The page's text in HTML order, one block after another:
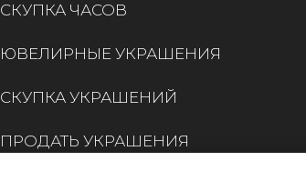
СКУПКА ЧАСОВ
ЮВЕЛИРНЫЕ УКРАШЕНИЯ
СКУПКА УКРАШЕНИЙ
ПРОДАТЬ УКРАШЕНИЯ